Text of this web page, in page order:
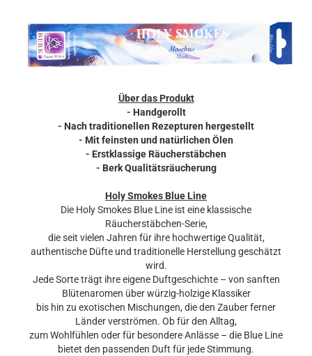
Über das Produkt
- Handgerollt
- Nach traditionellen Rezepturen hergestellt
- Mit feinsten und natürlichen Ölen
- Erstklassige Räucherstäbchen
- Berk Qualitätsräucherung
Holy Smokes Blue Line
Die Holy Smokes Blue Line ist eine klassische
Räucherstäbchen-Serie,
die seit vielen Jahren für ihre hochwertige Qualität,
authentische Düfte und traditionelle Herstellung geschätzt
wird.
Jede Sorte trägt ihre eigene Duftgeschichte – von sanften
Blütenaromen über würzig-holzige Klassiker
bis hin zu exotischen Mischungen, die den Zauber ferner
Länder verströmen. Ob für den Alltag,
zum Wohlfühlen oder für besondere Anlässe – die Blue Line
bietet den passenden Duft für jede Stimmung.